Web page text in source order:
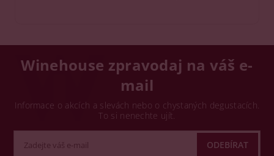
Winehouse zpravodaj na váš e-
mail
Informace o akcích a slevách nebo o chystaných degustacích.
To si nenechte ujít.